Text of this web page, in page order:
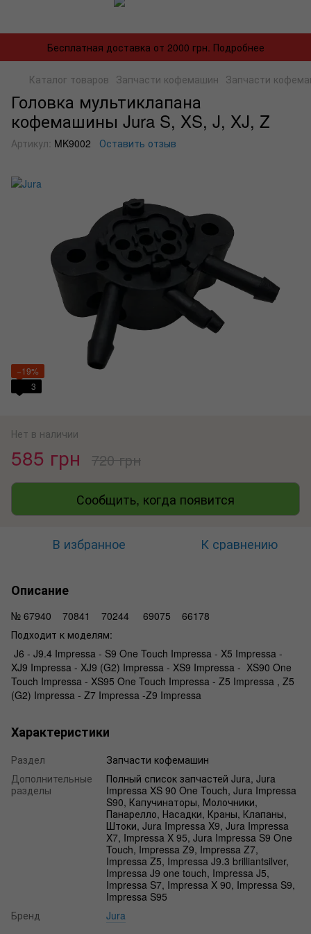
Бесплатная доставка от 2000 грн. Подробнее
Каталог товаров Запчасти кофемашин Запчасти
Головка мультиклапана
кофемашины Jura S, XS, J, XJ, Z
Артикул: MK9002 Оставить отзыв
−19%
3
Нет в наличии
585 грн 720 грн
Сообщить, когда появится
В избранное К сравнению
Описание
№ 67940 70841 70244 69075 66178
Подходит к моделям:
J6 - J9.4 Impressa - S9 One Touch Impressa - X5 Impressa -
XJ9 Impressa - XJ9 (G2) Impressa - XS9 Impressa - XS90 One
Touch Impressa - XS95 One Touch Impressa - Z5 Impressa , Z5
(G2) Impressa - Z7 Impressa -Z9 Impressa
Характеристики
Раздел
Запчасти кофемашин
Дополнительные
разделы
Полный список запчастей Jura, Jura
Impressa XS 90 One Touch, Jura Impressa
S90, Капучинаторы, Молочники,
Панарелло, Насадки, Краны, Клапаны,
Штоки, Jura Impressa X9, Jura Impressa
X7, Impressa X 95, Jura Impressa S9 One
Touch, Impressa Z9, Impressa Z7,
Impressa Z5, Impressa J9.3 brilliantsilver,
Impressa J9 one touch, Impressa J5,
Impressa S7, Impressa X 90, Impressa S9,
Impressa S95
Бренд
Jura